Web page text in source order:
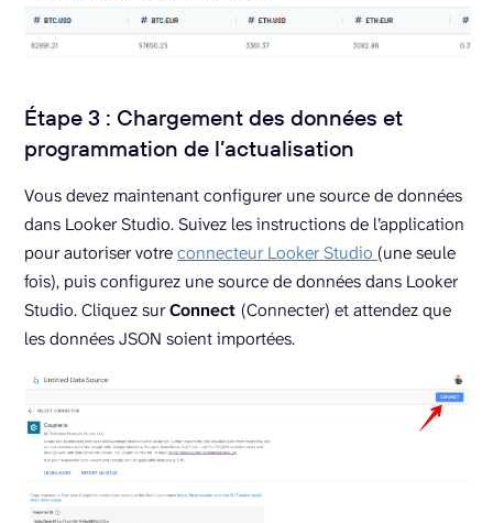
Étape 3 : Chargement des données et
programmation de l’actualisation
Vous devez maintenant configurer une source de données
dans Looker Studio. Suivez les instructions de l’application
pour autoriser votreconnecteur Looker Studio (une seule
fois), puis configurez une source de données dans Looker
Studio. Cliquez surConnect (Connecter) et attendez que
les données JSON soient importées.